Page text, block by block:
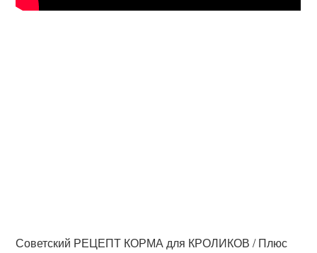
Советский РЕЦЕПТ КОРМА для КРОЛИКОВ / Плюс